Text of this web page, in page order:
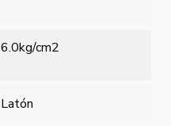
6.0kg/cm2
Latón